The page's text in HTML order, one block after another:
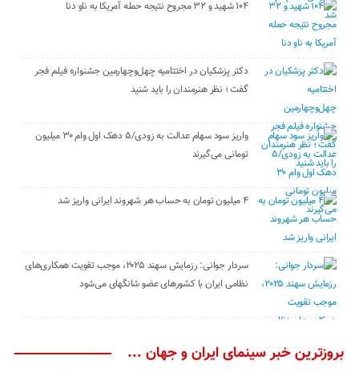
۱۰۴ شهید و ۳۲ مجروح نتیجه حمله آمریکا به ناو دنا
دکتر پزشکیان در اختتامیه چهل‌وچهارمین جشنواره فیلم فجر
گفت ؛ نظر هنرمندان را باید شنید
واریز سود سهام عدالت به زودی/۵ دهک اول وام ۳۰ میلیون
تومانی می‌گیرند
۴ میلیون تومان به حساب هر شهروند ایرانی واریز شد
سردار جوانی: رزمایش سهند ۲۰۲۵، موجب تقویت همکاری‌های
نظامی ایران با کشور‌های عضو شانگهای می‌شود
بروزترین خبر سینمای ایران و جهان ...